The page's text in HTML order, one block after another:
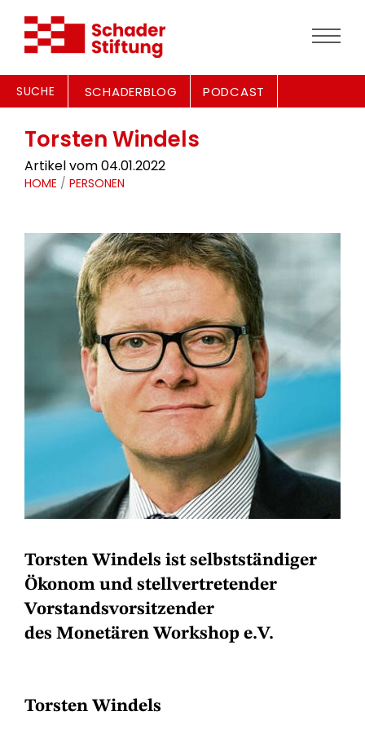
SUCHE SCHADERBLOG PODCAST
Torsten Windels
Artikel vom 04.01.2022
HOME / PERSONEN
Torsten Windels ist selbstständiger
Ökonom und stellvertretender
Vorstandsvorsitzender
des Monetären Workshop e.V.
Torsten Windels